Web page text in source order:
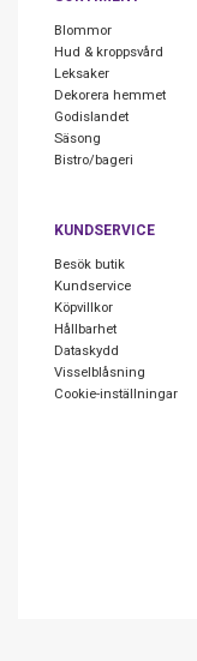
Blommor
Hud & kroppsvård
Leksaker
Dekorera hemmet
Godislandet
Säsong
Bistro/bageri
KUNDSERVICE
Besök butik
Kundservice
Köpvillkor
Hållbarhet
Dataskydd
Visselblåsning
Cookie-inställningar